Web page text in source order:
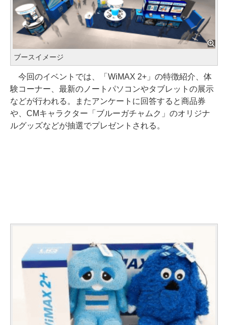
ブースイメージ
今回のイベントでは、「WiMAX 2+」の特徴紹介、体
験コーナー、最新のノートパソコンやタブレットの展示
などが行われる。またアンケートに回答すると商品券
や、CMキャラクター「ブルーガチャムク」のオリジナ
ルグッズなどが抽選でプレゼントされる。